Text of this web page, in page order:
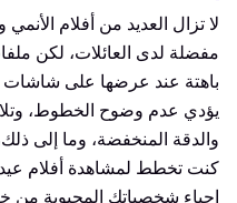
لا تزال العديد من أفلام
مفضلة لدى العائلات، لكن
يؤدي عدم وضوح الخطوط،
والدقة المنخفضة، وما إلى
كنت تخطط لمشاهدة أفلام عيد
إحياء شخصياتك المحبوبة من